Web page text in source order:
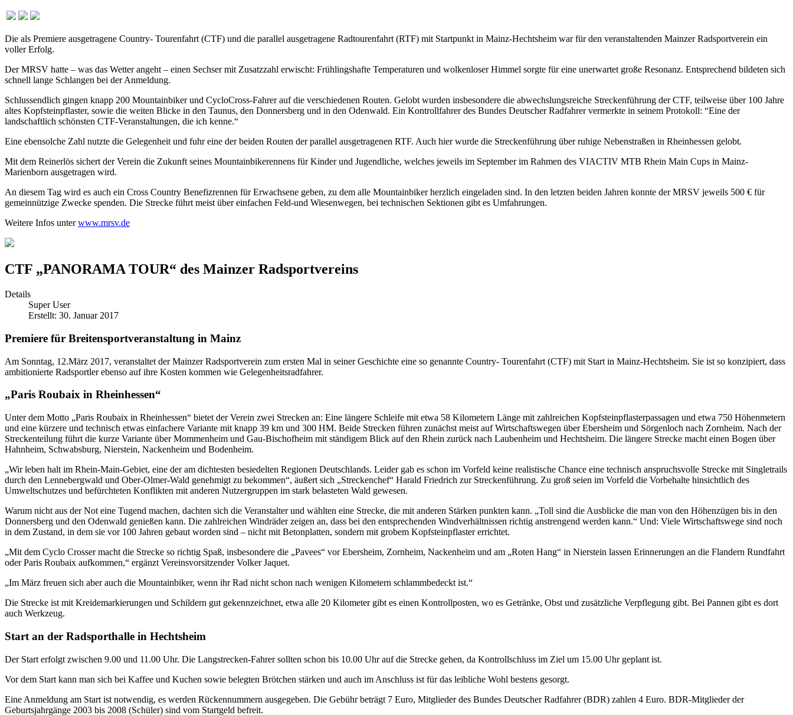
Die als Premiere ausgetragene Country- Tourenfahrt (CTF) und die parallel ausgetragene Radtourenfahrt (RTF) mit Startpunkt in Mainz-Hechtsheim war für den veranstaltenden Mainzer Radsportverein ein
voller Erfolg.
Der MRSV hatte – was das Wetter angeht – einen Sechser mit Zusatzzahl erwischt: Frühlingshafte Temperaturen und wolkenloser Himmel sorgte für eine unerwartet große Resonanz. Entsprechend bildeten sich
schnell lange Schlangen bei der Anmeldung.
Schlussendlich gingen knapp 200 Mountainbiker und CycloCross-Fahrer auf die verschiedenen Routen. Gelobt wurden insbesondere die abwechslungsreiche Streckenführung der CTF, teilweise über 100 Jahre
altes Kopfsteinpflaster, sowie die weiten Blicke in den Taunus, den Donnersberg und in den Odenwald. Ein Kontrollfahrer des Bundes Deutscher Radfahrer vermerkte in seinem Protokoll: “Eine der
landschaftlich schönsten CTF-Veranstaltungen, die ich kenne.“
Eine ebensolche Zahl nutzte die Gelegenheit und fuhr eine der beiden Routen der parallel ausgetragenen RTF. Auch hier wurde die Streckenführung über ruhige Nebenstraßen in Rheinhessen gelobt.
Mit dem Reinerlös sichert der Verein die Zukunft seines Mountainbikerennens für Kinder und Jugendliche, welches jeweils im September im Rahmen des VIACTIV MTB Rhein Main Cups in Mainz-
Marienborn ausgetragen wird.
An diesem Tag wird es auch ein Cross Country Benefizrennen für Erwachsene geben, zu dem alle Mountainbiker herzlich eingeladen sind. In den letzten beiden Jahren konnte der MRSV jeweils 500 € für
gemeinnützige Zwecke spenden. Die Strecke führt meist über einfachen Feld-und Wiesenwegen, bei technischen Sektionen gibt es Umfahrungen.
Weitere Infos unterwww.mrsv.de
CTF „PANORAMA TOUR“ des Mainzer Radsportvereins
Details
Super User
Erstellt: 30. Januar 2017
Premiere für Breitensportveranstaltung in Mainz
Am Sonntag, 12.März 2017, veranstaltet der Mainzer Radsportverein zum ersten Mal in seiner Geschichte eine so genannte Country- Tourenfahrt (CTF) mit Start in Mainz-Hechtsheim. Sie ist so konzipiert, dass
ambitionierte Radsportler ebenso auf ihre Kosten kommen wie Gelegenheitsradfahrer.
„Paris Roubaix in Rheinhessen“
Unter dem Motto „Paris Roubaix in Rheinhessen“ bietet der Verein zwei Strecken an: Eine längere Schleife mit etwa 58 Kilometern Länge mit zahlreichen Kopfsteinpflasterpassagen und etwa 750 Höhenmetern
und eine kürzere und technisch etwas einfachere Variante mit knapp 39 km und 300 HM. Beide Strecken führen zunächst meist auf Wirtschaftswegen über Ebersheim und Sörgenloch nach Zornheim. Nach der
Streckenteilung führt die kurze Variante über Mommenheim und Gau-Bischofheim mit ständigem Blick auf den Rhein zurück nach Laubenheim und Hechtsheim. Die längere Strecke macht einen Bogen über
Hahnheim, Schwabsburg, Nierstein, Nackenheim und Bodenheim.
„Wir leben halt im Rhein-Main-Gebiet, eine der am dichtesten besiedelten Regionen Deutschlands. Leider gab es schon im Vorfeld keine realistische Chance eine technisch anspruchsvolle Strecke mit Singletrails
durch den Lennebergwald und Ober-Olmer-Wald genehmigt zu bekommen“, äußert sich „Streckenchef“ Harald Friedrich zur Streckenführung. Zu groß seien im Vorfeld die Vorbehalte hinsichtlich des
Umweltschutzes und befürchteten Konflikten mit anderen Nutzergruppen im stark belasteten Wald gewesen.
Warum nicht aus der Not eine Tugend machen, dachten sich die Veranstalter und wählten eine Strecke, die mit anderen Stärken punkten kann. „Toll sind die Ausblicke die man von den Höhenzügen bis in den
Donnersberg und den Odenwald genießen kann. Die zahlreichen Windräder zeigen an, dass bei den entsprechenden Windverhältnissen richtig anstrengend werden kann.“ Und: Viele Wirtschaftswege sind noch
in dem Zustand, in dem sie vor 100 Jahren gebaut worden sind – nicht mit Betonplatten, sondern mit grobem Kopfsteinpflaster errichtet.
„Mit dem Cyclo Crosser macht die Strecke so richtig Spaß, insbesondere die „Pavees“ vor Ebersheim, Zornheim, Nackenheim und am „Roten Hang“ in Nierstein lassen Erinnerungen an die Flandern Rundfahrt
oder Paris Roubaix aufkommen,“ ergänzt Vereinsvorsitzender Volker Jaquet.
„Im März freuen sich aber auch die Mountainbiker, wenn ihr Rad nicht schon nach wenigen Kilometern schlammbedeckt ist.“
Die Strecke ist mit Kreidemarkierungen und Schildern gut gekennzeichnet, etwa alle 20 Kilometer gibt es einen Kontrollposten, wo es Getränke, Obst und zusätzliche Verpflegung gibt. Bei Pannen gibt es dort
auch Werkzeug.
Start an der Radsporthalle in Hechtsheim
Der Start erfolgt zwischen 9.00 und 11.00 Uhr. Die Langstrecken-Fahrer sollten schon bis 10.00 Uhr auf die Strecke gehen, da Kontrollschluss im Ziel um 15.00 Uhr geplant ist.
Vor dem Start kann man sich bei Kaffee und Kuchen sowie belegten Brötchen stärken und auch im Anschluss ist für das leibliche Wohl bestens gesorgt.
Eine Anmeldung am Start ist notwendig, es werden Rückennummern ausgegeben. Die Gebühr beträgt 7 Euro, Mitglieder des Bundes Deutscher Radfahrer (BDR) zahlen 4 Euro. BDR-Mitglieder der
Geburtsjahrgänge 2003 bis 2008 (Schüler) sind vom Startgeld befreit.